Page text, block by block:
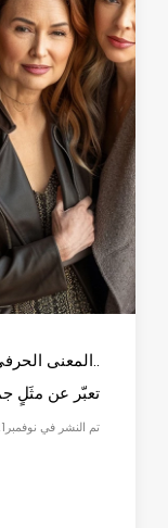
..المعنى
تعبّر عن مثَلٍ
تم النشر في نوفمبر21, 2024 في #ARVEA_NATURE